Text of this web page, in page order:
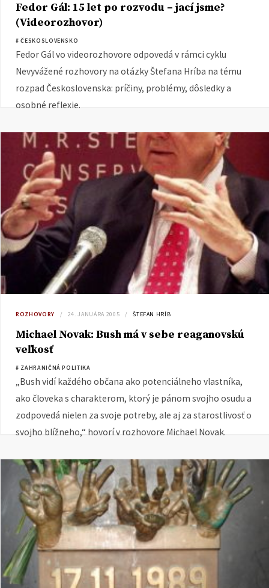
Fedor Gál: 15 let po rozvodu – jací jsme?
(Videorozhovor)
# ČESKOSLOVENSKO
Fedor Gál vo videorozhovore odpovedá v rámci cyklu
Nevyvážené rozhovory na otázky Štefana Hríba na tému
rozpad Československa: príčiny, problémy, dôsledky a
osobné reflexie.
ROZHOVORY 24. JANUÁRA 2005 ŠTEFAN HRÍB
Michael Novak: Bush má v sebe reaganovskú
veľkosť
# ZAHRANIČNÁ POLITIKA
„Bush vidí každého občana ako potenciálneho vlastníka,
ako človeka s charakterom, ktorý je pánom svojho osudu a
zodpovedá nielen za svoje potreby, ale aj za starostlivosť o
svojho blížneho,“ hovorí v rozhovore Michael Novak.